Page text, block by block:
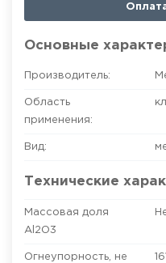
Основные
Производитель:
Область
применения:
Вид:
Технические
Массовая доля
Al2O3
Огнеупорность, не